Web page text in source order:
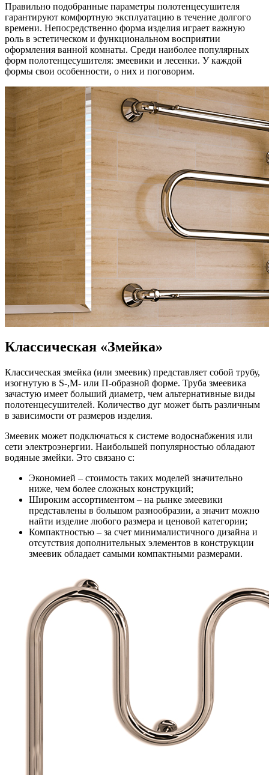
Правильно подобранные параметры полотенцесушителя
гарантируют комфортную эксплуатацию в течение долгого
времени. Непосредственно форма изделия играет важную
роль в эстетическом и функциональном восприятии
оформления ванной комнаты. Среди наиболее популярных
форм полотенцесушителя: змеевики и лесенки. У каждой
формы свои особенности, о них и поговорим.
Классическая «Змейка»
Классическая змейка (или змеевик) представляет собой трубу,
изогнутую в S-,M- или П-образной форме. Труба змеевика
зачастую имеет больший диаметр, чем альтернативные виды
полотенцесушителей. Количество дуг может быть различным
в зависимости от размеров изделия.
Змеевик может подключаться к системе водоснабжения или
сети электроэнергии. Наибольшей популярностью обладают
водяные змейки. Это связано с:
Экономией – стоимость таких моделей значительно
ниже, чем более сложных конструкций;
Широким ассортиментом – на рынке змеевики
представлены в большом разнообразии, а значит можно
найти изделие любого размера и ценовой категории;
Компактностью – за счет минималистичного дизайна и
отсутствия дополнительных элементов в конструкции
змеевик обладает самыми компактными размерами.